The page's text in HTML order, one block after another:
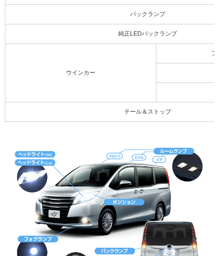
バックランプ
純正LEDバックランプ
ウインカー
フ
テール＆ストップ